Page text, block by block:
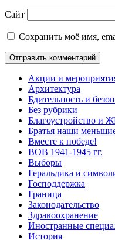
Сайт
Сохранить моё имя,
Акции и
Архитектура
Бдительность и
Без рубрики
Благоустройство и
Братья наши
Вместе к победе!
ВОВ 1941-1945 гг.
Выборы
Геральдика и
Господдержка
Граница
Законодательство
Здравоохранение
Иностранные
История